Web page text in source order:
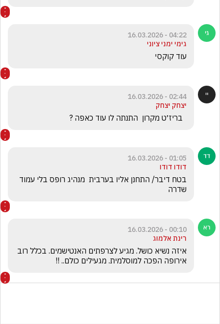
04:22 - 16.03.2026
גימי ימני ציוני
עוד קוקסי
02:44 - 16.03.2026
יצחק יצחק
01:05 - 16.03.2026
דודו דודו
שדרה
00:10 - 16.03.2026
רינת אלמוג
אירופה הפכה למוסלמית. מגעילים כולם.. !!